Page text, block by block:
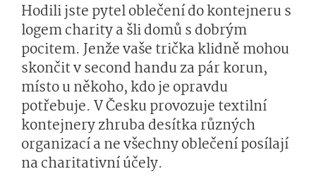
Hodili jste pytel oblečení do kontejneru s
logem charity a šli domů s dobrým
pocitem. Jenže vaše trička klidně mohou
skončit v second handu za pár korun,
místo u někoho, kdo je opravdu
potřebuje. V Česku provozuje textilní
kontejnery zhruba desítka různých
organizací a ne všechny oblečení posílají
na charitativní účely.